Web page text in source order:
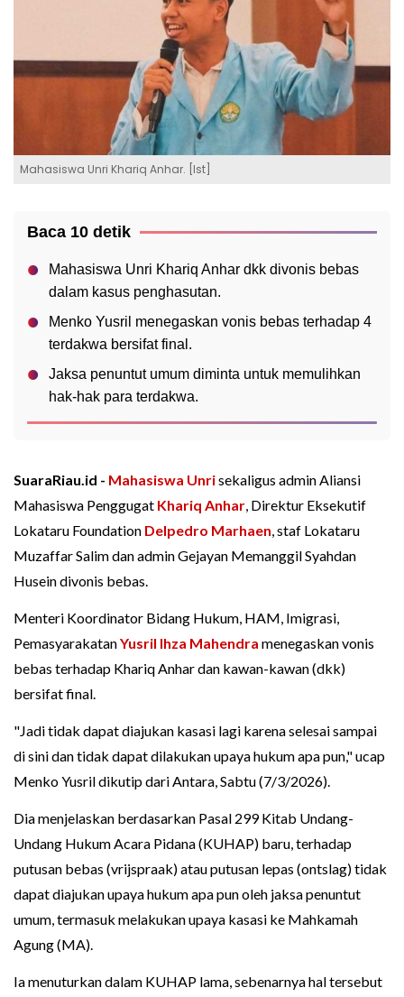
Mahasiswa Unri Khariq Anhar. [Ist]
Baca 10 detik
Mahasiswa Unri Khariq Anhar dkk divonis bebas
dalam kasus penghasutan.
Menko Yusril menegaskan vonis bebas terhadap 4
terdakwa bersifat final.
Jaksa penuntut umum diminta untuk memulihkan
hak-hak para terdakwa.
SuaraRiau.id - Mahasiswa Unrisekaligus admin Aliansi
Mahasiswa Penggugat Khariq Anhar, Direktur Eksekutif
Lokataru Foundation Delpedro Marhaen, staf Lokataru
Muzaffar Salim dan admin Gejayan Memanggil Syahdan
Husein divonis bebas.
Menteri Koordinator Bidang Hukum, HAM, Imigrasi,
PemasyarakatanYusril Ihza Mahendra menegaskan vonis
bebas terhadap Khariq Anhar dan kawan-kawan (dkk)
bersifat final.
"Jadi tidak dapat diajukan kasasi lagi karena selesai sampai
di sini dan tidak dapat dilakukan upaya hukum apa pun," ucap
Menko Yusril dikutip dari Antara, Sabtu (7/3/2026).
Dia menjelaskan berdasarkan Pasal 299 Kitab Undang-
Undang Hukum Acara Pidana (KUHAP) baru, terhadap
putusan bebas (vrijspraak) atau putusan lepas (ontslag) tidak
dapat diajukan upaya hukum apa pun oleh jaksa penuntut
umum, termasuk melakukan upaya kasasi ke Mahkamah
Agung (MA).
Ia menuturkan dalam KUHAP lama, sebenarnya hal tersebut